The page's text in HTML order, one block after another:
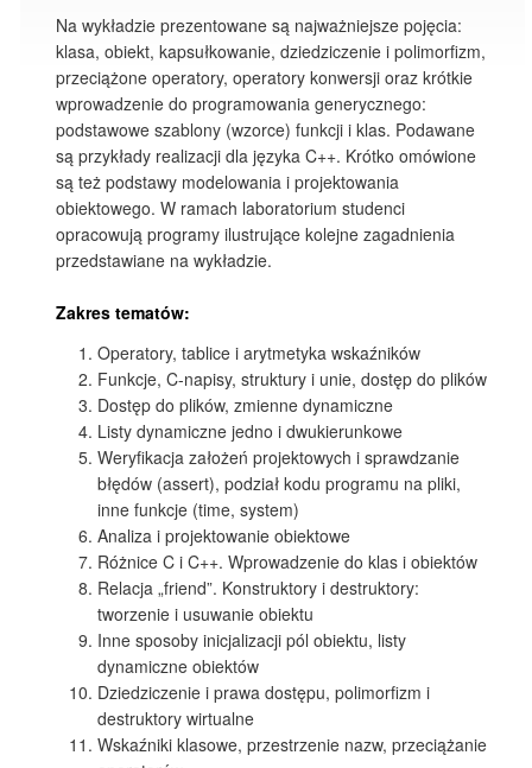
Na wykładzie prezentowane są najważniejsze pojęcia:
klasa, obiekt, kapsułkowanie, dziedziczenie i polimorfizm,
przeciążone operatory, operatory konwersji oraz krótkie
wprowadzenie do programowania generycznego:
podstawowe szablony (wzorce) funkcji i klas. Podawane
są przykłady realizacji dla języka C++. Krótko omówione
są też podstawy modelowania i projektowania
obiektowego. W ramach laboratorium studenci
opracowują programy ilustrujące kolejne zagadnienia
przedstawiane na wykładzie.
Zakres tematów:
Operatory, tablice i arytmetyka wskaźników
Funkcje, C-napisy, struktury i unie, dostęp do plików
Dostęp do plików, zmienne dynamiczne
Listy dynamiczne jedno i dwukierunkowe
Weryfikacja założeń projektowych i sprawdzanie
błędów (assert), podział kodu programu na pliki,
inne funkcje (time, system)
Analiza i projektowanie obiektowe
Różnice C i C++. Wprowadzenie do klas i obiektów
Relacja „friend”. Konstruktory i destruktory:
tworzenie i usuwanie obiektu
Inne sposoby inicjalizacji pól obiektu, listy
dynamiczne obiektów
Dziedziczenie i prawa dostępu, polimorfizm i
destruktory wirtualne
Wskaźniki klasowe, przestrzenie nazw, przeciążanie